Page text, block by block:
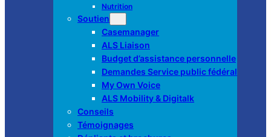
Nutrition
Soutien
Casemanager
ALS Liaison
Budget d’assistance personnelle
Demandes Service public fédéral
My Own Voice
ALS Mobility & Digitalk
Conseils
Témoignages